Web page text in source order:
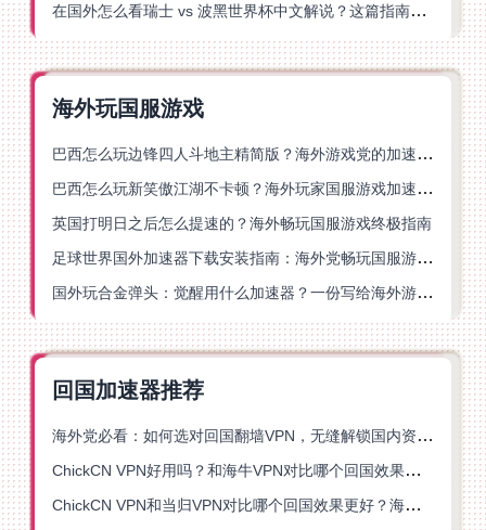
在国外怎么看瑞士 vs 波黑世界杯中文解说？这篇指南帮你搞定所有地区限制问题
海外玩国服游戏
巴西怎么玩边锋四人斗地主精简版？海外游戏党的加速器终极选择
巴西怎么玩新笑傲江湖不卡顿？海外玩家国服游戏加速终极指南（附猫和老鼠一梦江湖实测）
英国打明日之后怎么提速的？海外畅玩国服游戏终极指南
足球世界国外加速器下载安装指南：海外党畅玩国服游戏的终极解决方案
国外玩合金弹头：觉醒用什么加速器？一份写给海外游子的畅玩指南
回国加速器推荐
海外党必看：如何选对回国翻墙VPN，无缝解锁国内资源？
ChickCN VPN好用吗？和海牛VPN对比哪个回国效果更好？
ChickCN VPN和当归VPN对比哪个回国效果更好？海外党亲测后选了它